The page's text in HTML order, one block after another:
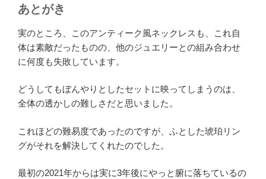
あとがき
実のところ、このアンティーク風ネックレスも、これ自
体は素敵だったものの、他のジュエリーとの組み合わせ
に何度も失敗しています。
どうしてもぼんやりとしたセットに映ってしまうのは、
全体の透かしの難しさだと思いました。
これほどの難易度であったのですが、ふとした琥珀リン
グがそれを解決してくれたのでした。
最初の2021年からは実に3年後にやっと腑に落ちているの